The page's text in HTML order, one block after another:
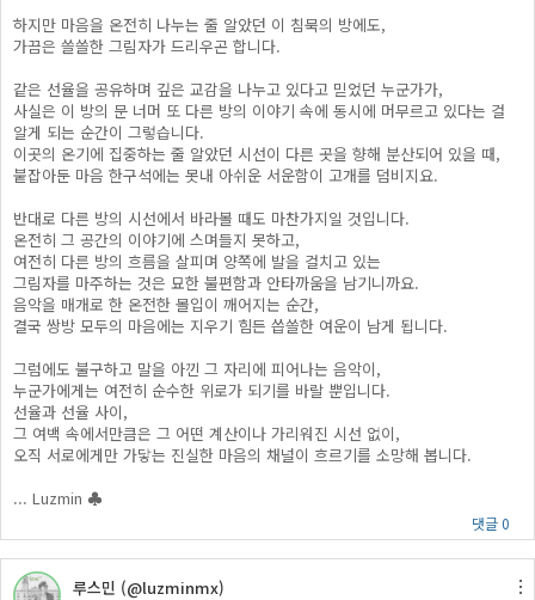
하지만 마음을 온전히 나누는 줄 알았던 이 침묵의 방에도,
가끔은 쓸쓸한 그림자가 드리우곤 합니다.
같은 선율을 공유하며 깊은 교감을 나누고 있다고 믿었던 누군가가,
사실은 이 방의 문 너머 또 다른 방의 이야기 속에 동시에 머무르고 있다는 걸
알게 되는 순간이 그렇습니다.
이곳의 온기에 집중하는 줄 알았던 시선이 다른 곳을 향해 분산되어 있을 때,
붙잡아둔 마음 한구석에는 못내 아쉬운 서운함이 고개를 덤비지요.
반대로 다른 방의 시선에서 바라볼 때도 마찬가지일 것입니다.
온전히 그 공간의 이야기에 스며들지 못하고,
여전히 다른 방의 흐름을 살피며 양쪽에 발을 걸치고 있는
그림자를 마주하는 것은 묘한 불편함과 안타까움을 남기니까요.
음악을 매개로 한 온전한 몰입이 깨어지는 순간,
결국 쌍방 모두의 마음에는 지우기 힘든 씁쓸한 여운이 남게 됩니다.
그럼에도 불구하고 말을 아낀 그 자리에 피어나는 음악이,
누군가에게는 여전히 순수한 위로가 되기를 바랄 뿐입니다.
선율과 선율 사이,
그 여백 속에서만큼은 그 어떤 계산이나 가리워진 시선 없이,
오직 서로에게만 가닿는 진실한 마음의 채널이 흐르기를 소망해 봅니다.
... Luzmin ♣
댓글 0
루스민 (@luzminmx)